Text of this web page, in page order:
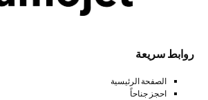
روابط سريعة
الصفحة الرئيسية
احجز جناحاً